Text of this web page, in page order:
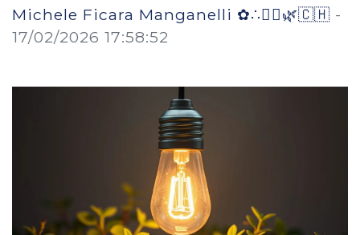
Michele Ficara Manganelli ✿∴♛🌿🇨🇭 -
17/02/2026 17:58:52